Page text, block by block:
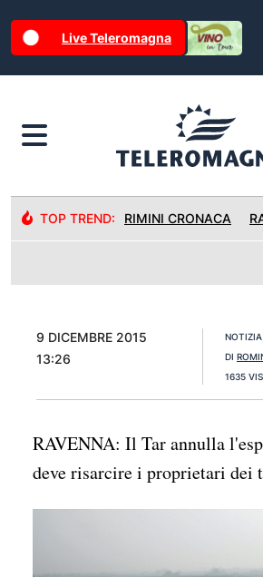
Live Teleromagna
TOP TREND: RIMINI CRONACA
9 DICEMBRE 2015
13:26
NOTIZIA
DI
1635
RAVENNA: Il Tar annulla
deve risarcire i proprietari dei